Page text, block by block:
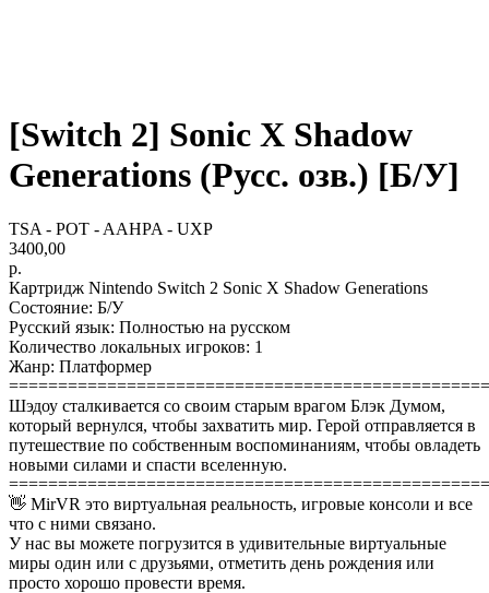
[Switch 2] Sonic X Shadow
Generations (Русс. озв.) [Б/У]
TSA - POT - AAHPA - UXP
3400,00
р.
Картридж Nintendo Switch 2 Sonic X Shadow Generations
Состояние: Б/У
Русский язык: Полностью на русском
Количество локальных игроков: 1
Жанр: Платформер
Шэдоу сталкивается со своим старым врагом Блэк Думом,
который вернулся, чтобы захватить мир. Герой отправляется в
путешествие по собственным воспоминаниям, чтобы овладеть
новыми силами и спасти вселенную.
👋 MirVR это виртуальная реальность, игровые консоли и все
что с ними связано.
У нас вы можете погрузится в удивительные виртуальные
миры один или с друзьями, отметить день рождения или
просто хорошо провести время.